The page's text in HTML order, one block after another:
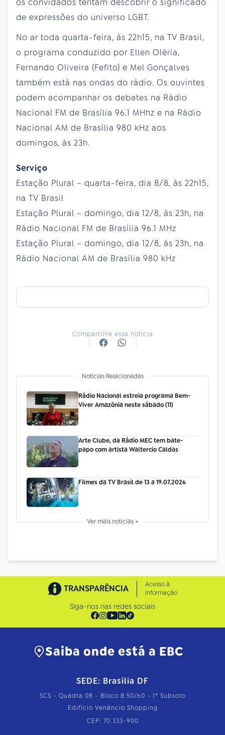
de expressões do universo LGBT.
No ar toda quarta-feira, às 22h15, na TV Brasil,
o programa conduzido por Ellen Oléria,
Fernando Oliveira (Fefito) e Mel Gonçalves
também está nas ondas do rádio. Os ouvintes
podem acompanhar os debates na Rádio
Nacional FM de Brasília 96.1 MHhz e na Rádio
Nacional AM de Brasília 980 kHz aos
domingos, às 23h.
Serviço
Estação Plural – quarta-feira, dia 8/8, às 22h15,
na TV Brasil
Estação Plural – domingo, dia 12/8, às 23h, na
Rádio Nacional FM de Brasília 96.1 MHz
Estação Plural – domingo, dia 12/8, às 23h, na
Rádio Nacional AM de Brasília 980 kHz
Compartilhe essa notícia
Notícias Relacionadas
Rádio Nacional estreia programa Bem-
Viver Amazônia neste sábado (11)
Arte Clube, da Rádio MEC tem bate-
papo com artista Waltercio Caldas
Filmes da TV Brasil de 13 a 19.07.2026
Ver mais notícias +
TRANSPARÊNCIA
Acesso à
Informação
Siga-nos nas redes sociais
Saiba onde está a EBC
SEDE: Brasília DF
SCS - Quadra 08 - Bloco B 50/60 - 1º Subsolo
Edifício Venâncio Shopping
CEP: 70.333-900